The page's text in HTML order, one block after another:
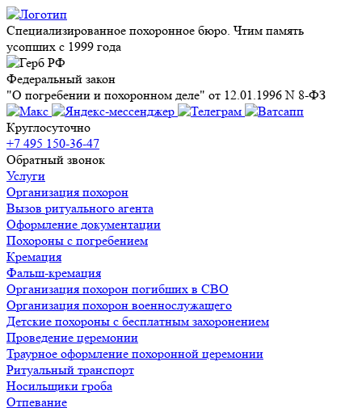
Специализированное похоронное бюро. Чтим память
усопших с 1999 года
Федеральный закон
"О погребении и похоронном деле" от 12.01.1996 N 8-ФЗ
Круглосуточно
+7 495 150-36-47
Обратный звонок
Услуги
Организация похорон
Вызов ритуального агента
Оформление документации
Похороны с погребением
Кремация
Фальш-кремация
Организация похорон погибших в СВО
Организация похорон военнослужащего
Детские похороны с бесплатным захоронением
Проведение церемонии
Траурное оформление похоронной церемонии
Ритуальный транспорт
Носильщики гроба
Отпевание